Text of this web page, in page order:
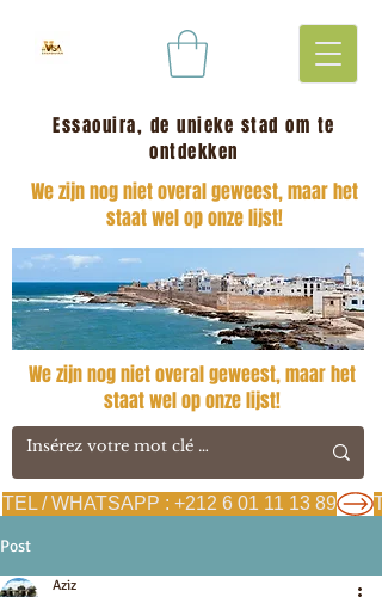
Essaouira, de unieke stad om te
ontdekken
We zijn nog niet overal geweest, maar het
staat wel op onze lijst!
TEL / WHATSAPP : +212 6 01 11 13 89
We zijn nog niet overal geweest, maar het
staat wel op onze lijst!
Post
Aziz